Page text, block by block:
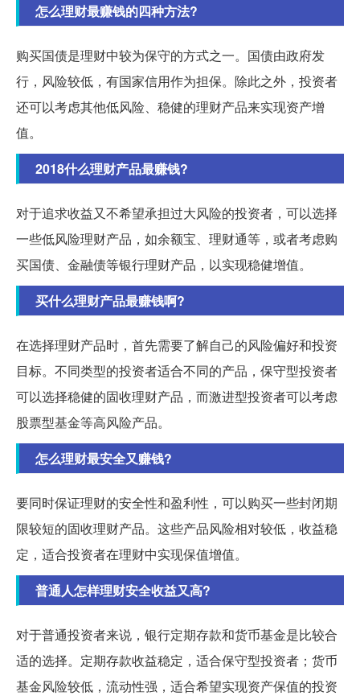
怎么理财最赚钱的四种方法?
购买国债是理财中较为保守的方式之一。国债由政府发
行，风险较低，有国家信用作为担保。除此之外，投资者
还可以考虑其他低风险、稳健的理财产品来实现资产增
值。
2018什么理财产品最赚钱?
对于追求收益又不希望承担过大风险的投资者，可以选择
一些低风险理财产品，如余额宝、理财通等，或者考虑购
买国债、金融债等银行理财产品，以实现稳健增值。
买什么理财产品最赚钱啊?
在选择理财产品时，首先需要了解自己的风险偏好和投资
目标。不同类型的投资者适合不同的产品，保守型投资者
可以选择稳健的固收理财产品，而激进型投资者可以考虑
股票型基金等高风险产品。
怎么理财最安全又赚钱?
要同时保证理财的安全性和盈利性，可以购买一些封闭期
限较短的固收理财产品。这些产品风险相对较低，收益稳
定，适合投资者在理财中实现保值增值。
普通人怎样理财安全收益又高?
对于普通投资者来说，银行定期存款和货币基金是比较合
适的选择。定期存款收益稳定，适合保守型投资者；货币
基金风险较低，流动性强，适合希望实现资产保值的投资